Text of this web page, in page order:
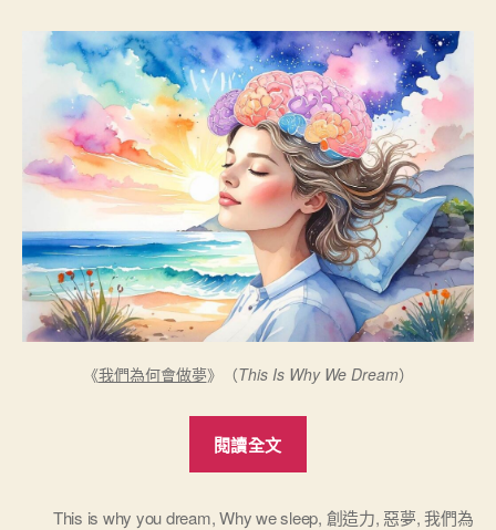
《我們為何會做夢》（This Is Why We Dream）
閱讀全文
何
This is why you dream,Why we sleep, 創造力,惡夢,我們為